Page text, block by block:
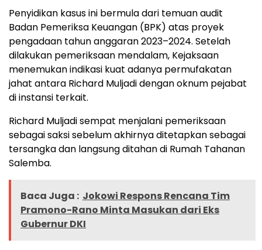
Penyidikan kasus ini bermula dari temuan audit
Badan Pemeriksa Keuangan (BPK) atas proyek
pengadaan tahun anggaran 2023–2024. Setelah
dilakukan pemeriksaan mendalam, Kejaksaan
menemukan indikasi kuat adanya permufakatan
jahat antara Richard Muljadi dengan oknum pejabat
di instansi terkait.
Richard Muljadi sempat menjalani pemeriksaan
sebagai saksi sebelum akhirnya ditetapkan sebagai
tersangka dan langsung ditahan di Rumah Tahanan
Salemba.
Baca Juga : Jokowi Respons Rencana Tim
Pramono-Rano Minta Masukan dari Eks
Gubernur DKI